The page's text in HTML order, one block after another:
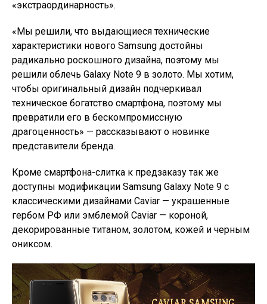
«экстраординарность».
«Мы решили, что выдающиеся технические
характеристики нового Samsung достойны
радикально роскошного дизайна, поэтому мы
решили облечь Galaxy Note 9 в золото. Мы хотим,
чтобы оригинальный дизайн подчеркивал
техническое богатство смартфона, поэтому мы
превратили его в бескомпромиссную
драгоценность» — рассказывают о новинке
представители бренда.
Кроме смартфона-слитка к предзаказу так же
доступны модификации Samsung Galaxy Note 9 с
классическими дизайнами Caviar — украшенные
гербом РФ или эмблемой Caviar — короной,
декорированные титаном, золотом, кожей и черным
ониксом.